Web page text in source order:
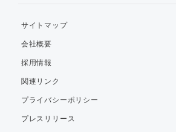
サイトマップ
会社概要
採用情報
関連リンク
プライバシーポリシー
プレスリリース